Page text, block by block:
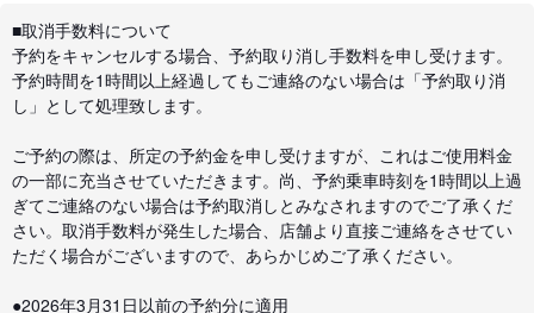
■取消手数料について
予約をキャンセルする場合、予約取り消し手数料を申し受けます。
予約時間を1時間以上経過してもご連絡のない場合は「予約取り消
し」として処理致します。
ご予約の際は、所定の予約金を申し受けますが、これはご使用料金
の一部に充当させていただきます。尚、予約乗車時刻を1時間以上過
ぎてご連絡のない場合は予約取消しとみなされますのでご了承くだ
さい。取消手数料が発生した場合、店舗より直接ご連絡をさせてい
ただく場合がございますので、あらかじめご了承ください。
●2026年3月31日以前の予約分に適用